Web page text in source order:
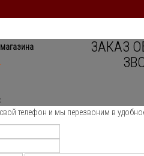
ЗАКАЗ
телефон и мы перезвоним в